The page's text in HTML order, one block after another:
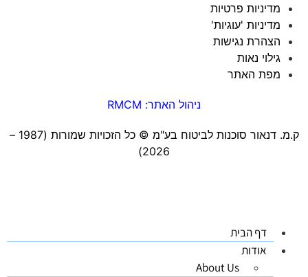
מדיניות פרטיות
מדיניות 'עוגיות'
הצהרת נגישות
גילוי נאות
מפת האתר
ניהול האתר: RMCM
ק.מ. דנאור סוכנות לביטוח בע"מ ©️ כל הזכויות שמורות (1987 –
2026)
דף הבית
אודות
About Us